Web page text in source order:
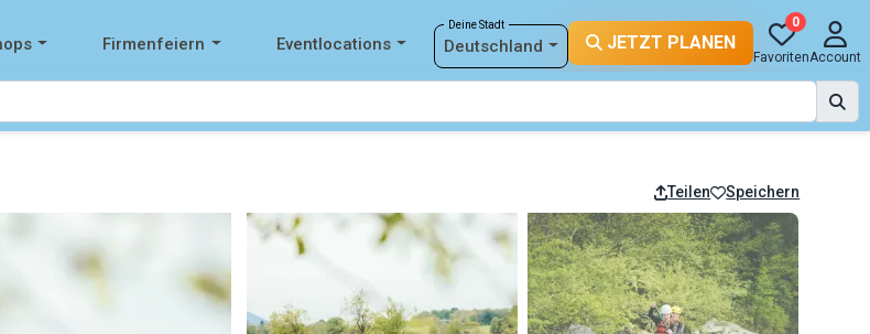
Firmenfeiern Eventlocations
Deine Stadt
Deutschland JETZT PLANEN
0
FavoritenAccount
Teilen Speichern